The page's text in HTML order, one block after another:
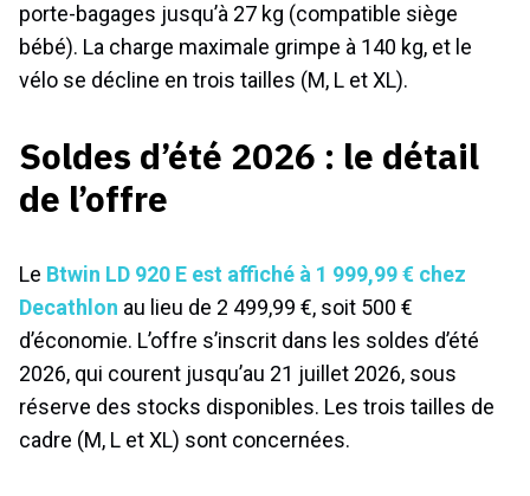
porte-bagages jusqu’à 27 kg (compatible siège
bébé). La charge maximale grimpe à 140 kg, et le
vélo se décline en trois tailles (M, L et XL).
Soldes d’été 2026 : le détail
de l’offre
Le Btwin LD 920 E est affiché à 1 999,99 € chez
Decathlon au lieu de 2 499,99 €, soit 500 €
d’économie. L’offre s’inscrit dans les soldes d’été
2026, qui courent jusqu’au 21 juillet 2026, sous
réserve des stocks disponibles. Les trois tailles de
cadre (M, L et XL) sont concernées.